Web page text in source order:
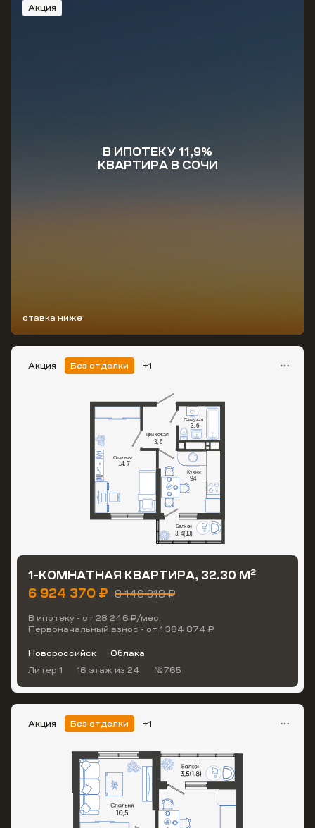
Акция Без отделки +1
1-КОМНАТНАЯ КВАРТИРА, 32.30 М2
6 924 370 ₽ 8 146 318 ₽
В ипотеку - от 28 246 ₽/мес.
Первоначальный взнос - от 1 384 874 ₽
Новороссийск
Облака
Литер 1
16 этаж из 24 №765
Акция Без отделки +1
Акция
В ИПОТЕКУ 11,9%
КВАРТИРА В СОЧИ
ставка ниже